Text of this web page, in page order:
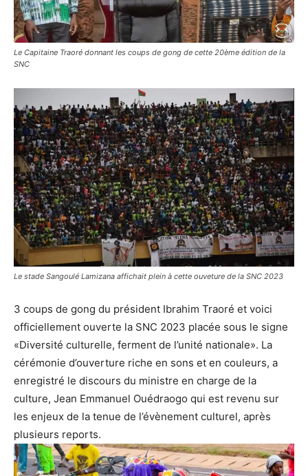
Le Capitaine Traoré donnant les coups de gong de cette 20ème édition de la
SNC
Le stade Sangoulé Lamizana affichait plein à cette ouveture de la SNC 2023
3 coups de gong du président Ibrahim Traoré et voici
officiellement ouverte la SNC 2023 placée sous le signe
«Diversité culturelle, ferment de l’unité nationale». La
cérémonie d’ouverture riche en sons et en couleurs, a
enregistré le discours du ministre en charge de la
culture, Jean Emmanuel Ouédraogo qui est revenu sur
les enjeux de la tenue de l’évènement culturel, après
plusieurs reports.